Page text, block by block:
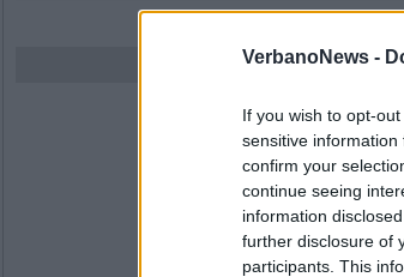
VerbanoNews -
If you wish to opt-
sensitive
confirm your
continue seeing
information
further disclosure of
participants. This